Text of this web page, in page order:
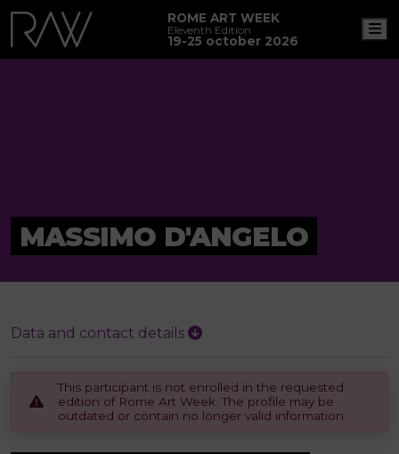
ROME ART WEEK
Eleventh Edition
19-25 october 2026
MASSIMO D'ANGELO
Data and contact details
This participant is not enrolled in the requested
edition of Rome Art Week. The profile may be
outdated or contain no longer valid information.